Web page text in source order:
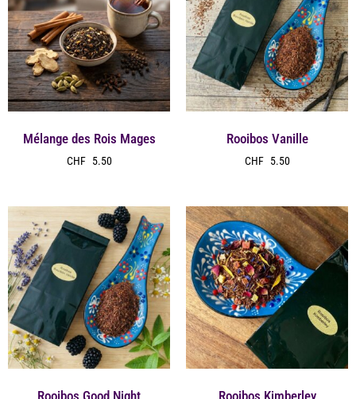
Mélange des Rois Mages
CHF 5.50
Rooibos Vanille
CHF 5.50